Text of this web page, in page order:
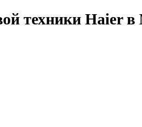
техники Haier в